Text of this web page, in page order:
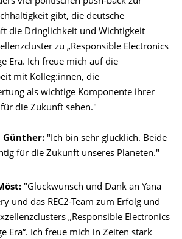
gibt, die deutsche
die Dringlichkeit und Wichtigkeit
zu „Responsible Electronics
Era. Ich freue mich auf die
mit Kolleg:innen, die
als wichtige Komponente ihrer
die Zukunft sehen."
Günther: "Ich bin sehr glücklich. Beide
für die Zukunft unseres Planeten."
"Glückwunsch und Dank an Yana
und das REC2-Team zum Erfolg und
„Responsible Electronics
Era“. Ich freue mich in Zeiten stark